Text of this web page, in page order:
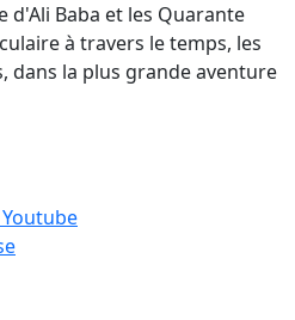
Baba et les Quarante
à travers le temps, les
dans la plus grande aventure